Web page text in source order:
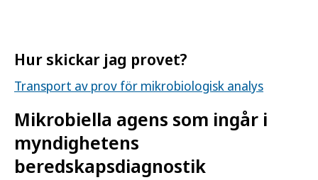
Hur skickar jag provet?
Transport av prov för mikrobiologisk analys
Mikrobiella agens som ingår i
myndighetens
beredskapsdiagnostik